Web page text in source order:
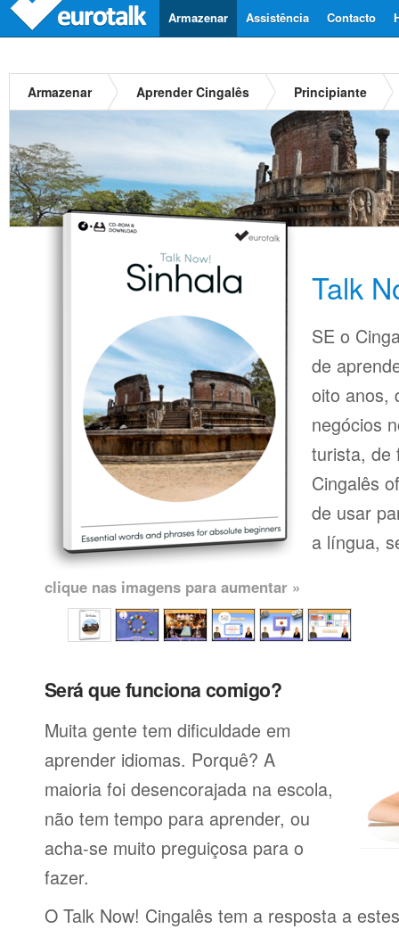
Contacto
Assistência
Armazenar
Armazenar Aprender Cingalês Principiante
Talk
SE o
de
oito anos,
negócios
turista, de
Cingalês
de usar
a língua,
clique nas imagens para aumentar »
Será que funciona comigo?
Muita gente tem dificuldade em
aprender idiomas. Porquê? A
maioria foi desencorajada na escola,
não tem tempo para aprender, ou
acha-se muito preguiçosa para o
fazer.
O Talk Now! Cingalês tem a resposta a